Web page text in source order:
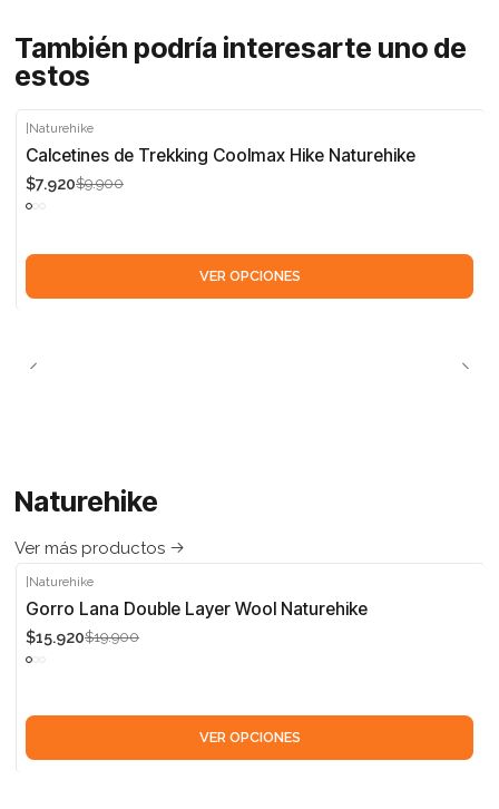
También podría interesarte uno de
estos
-20%
Naturehike
Calcetines de Trekking Coolmax Hike Naturehike
$7.920$9.900
VER OPCIONES
Naturehike
Ver más productos
-20%
|Naturehike
Gorro Lana Double Layer Wool Naturehike
$15.920$19.900
VER OPCIONES